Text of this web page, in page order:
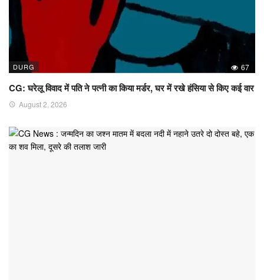
DURG 67
CG: घरेलू विवाद में पति ने पत्नी का किया मर्डर, घर में रखे हंसिया से किए कई वार
August 2, 2026